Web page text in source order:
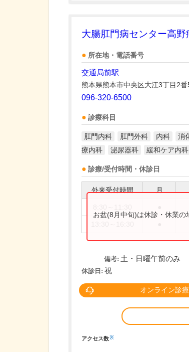
大腸肛門病センター高野
所在地・電話番号
交通局前駅
熊本県熊本市中央区大江3丁目2
096-320-6500
診療科目
肛門内科 肛門外科 内科 消
療内科
泌尿器科 緩和ケア内科
診療/受付時間・休診日
外来受付時間 月
お盆(8月中旬)は休診・休業の
備考: 土・日曜午前のみ
休診日: 祝
オンライン診療
アクセス数※